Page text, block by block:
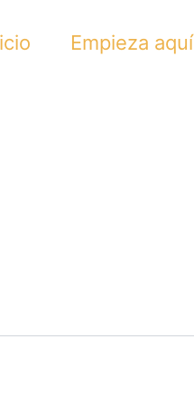
Empieza aquí